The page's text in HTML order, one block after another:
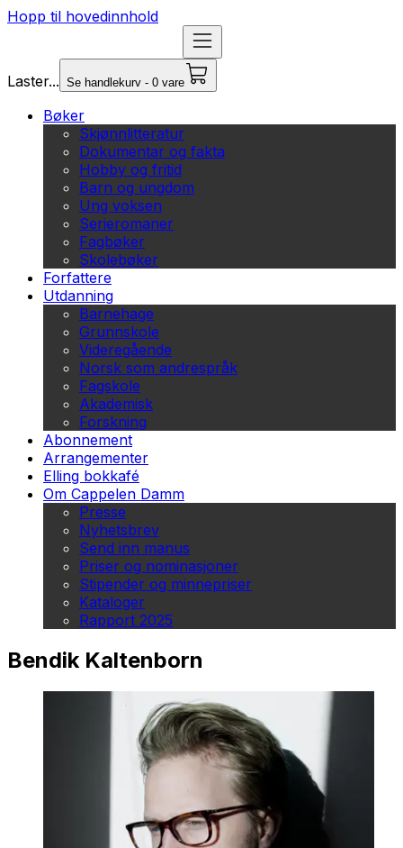
Hopp til hovedinnhold
Laster... Se handlekurv - 0 vare
Bøker
Skjønnlitteratur
Dokumentar og fakta
Hobby og fritid
Barn og ungdom
Ung voksen
Serieromaner
Fagbøker
Skolebøker
Forfattere
Utdanning
Barnehage
Grunnskole
Videregående
Norsk som andrespråk
Fagskole
Akademisk
Forskning
Abonnement
Arrangementer
Elling bokkafé
Om Cappelen Damm
Presse
Nyhetsbrev
Send inn manus
Priser og nominasjoner
Stipender og minnepriser
Kataloger
Rapport 2025
Bendik Kaltenborn